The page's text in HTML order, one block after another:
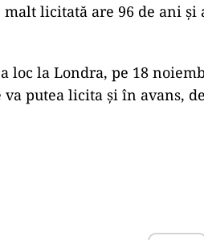
malt licitată are 96 de ani
loc la Londra, pe 18
putea licita și în avans,